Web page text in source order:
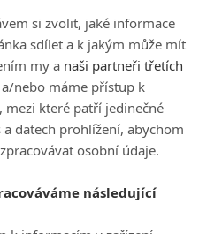
PŘIHLÁSIT
REGISTROVAT
, e-mailserialy@fandimefilmu.cz
webu napište nám na e-mail
si zvolit, jaké informace
sdílet a k jakým může mít
my a naši partneři třetích
nebo máme přístup k
které patří jedinečné
datech prohlížení, abychom
osobní údaje.
následující